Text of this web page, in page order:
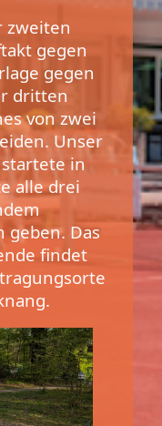
zweiten
gegen
gegen
dritten
von zwei
Unser
in
alle drei
geben. Das
findet